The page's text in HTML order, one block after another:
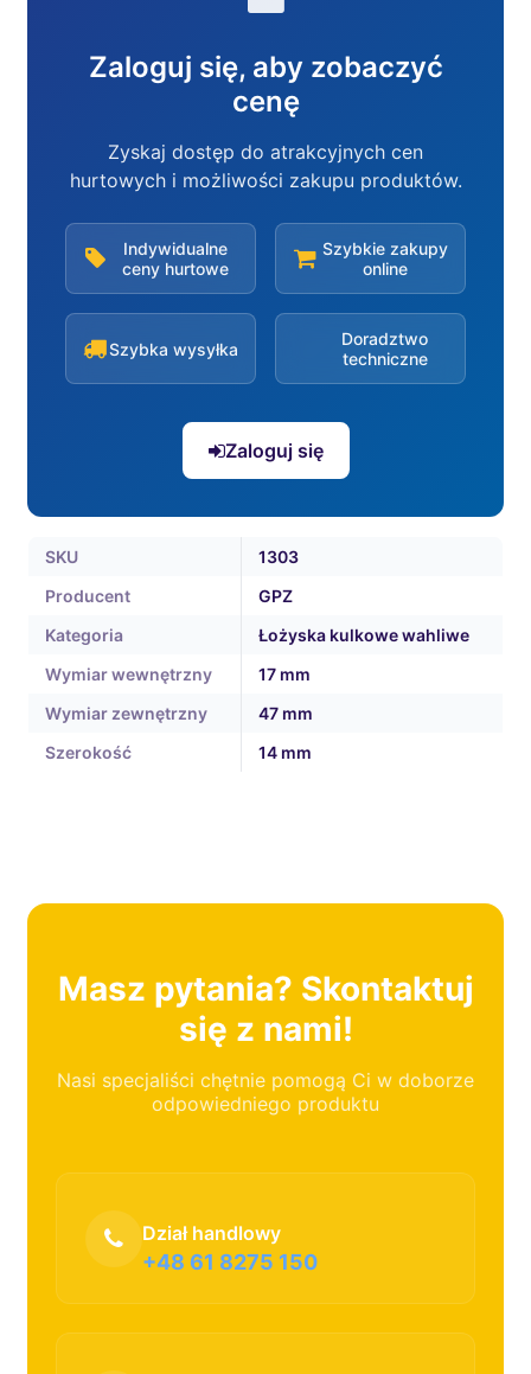
Zaloguj się, aby zobaczyć
cenę
Zyskaj dostęp do atrakcyjnych cen
hurtowych i możliwości zakupu produktów.
Indywidualne
ceny hurtowe
Szybkie zakupy
online
Szybka wysyłka
Doradztwo
techniczne
Zaloguj się
SKU
1303
Producent
GPZ
Kategoria
Łożyska kulkowe wahliwe
Wymiar wewnętrzny
17 mm
Wymiar zewnętrzny
47 mm
Szerokość
14 mm
Masz pytania? Skontaktuj
się z nami!
Nasi specjaliści chętnie pomogą Ci w doborze
odpowiedniego produktu
Dział handlowy
+48 61 8275 150